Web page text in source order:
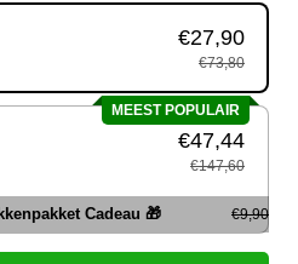
€27,90
€73,80
MEEST POPULAIR
€47,44
€147,60
Cadeau 🎁 €9,90